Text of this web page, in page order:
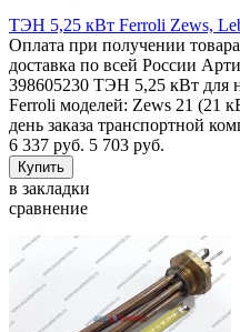
ТЭН 5,25 кВт Ferroli Zews,
Оплата при получении
доставка по всей России
398605230 ТЭН 5,25 кВт для
Ferroli моделей: Zews 21 (21
день заказа транспортной
6 337 руб. 5 703 руб.
в закладки
сравнение